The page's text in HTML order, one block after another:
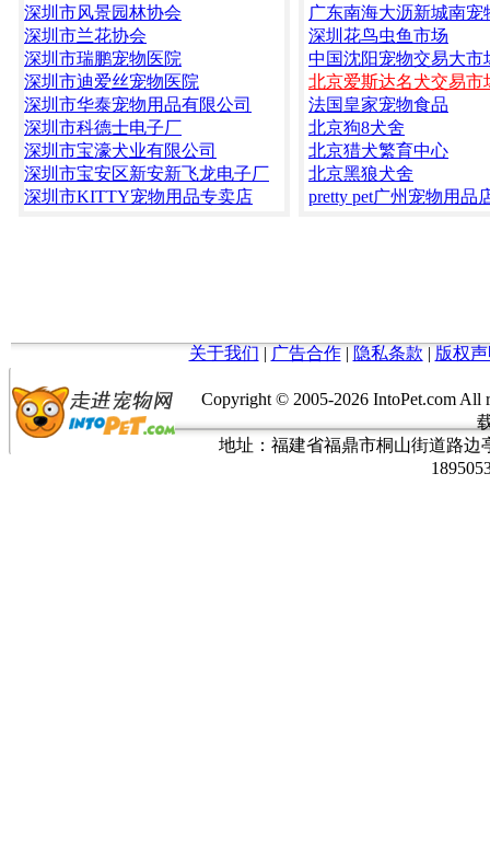
深圳市风景园林协会
深圳市兰花协会
深圳市瑞鹏宠物医院
深圳市迪爱丝宠物医院
深圳市华泰宠物用品有限公司
深圳市科德士电子厂
深圳市宝濠犬业有限公司
深圳市宝安区新安新飞龙电子厂
深圳市KITTY宠物用品专卖店
广东南海大沥新城南宠
深圳花鸟虫鱼市场
中国沈阳宠物交易大市
北京爱斯达名犬交易市
法国皇家宠物食品
北京狗8犬舍
北京猎犬繁育中心
北京黑狼犬舍
pretty pet广州宠物用品
关于我们 | 广告合作| 隐私条款 | 版权
Copyright © 2005-2026 IntoPet.com
地址：福建省福鼎市桐山街道路边